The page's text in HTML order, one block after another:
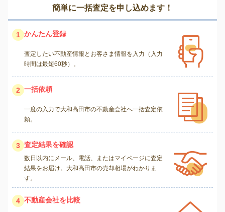
簡単に一括査定を申し込めます！
1 かんたん登録
査定したい不動産情報とお客さま情報を入力（入力
時間は最短60秒）。
2 一括依頼
一度の入力で大和高田市の不動産会社へ一括査定依
頼。
3 査定結果を確認
数日以内にメール、電話、またはマイページに査定
結果をお届け。大和高田市の売却相場がわかりま
す。
4 不動産会社を比較